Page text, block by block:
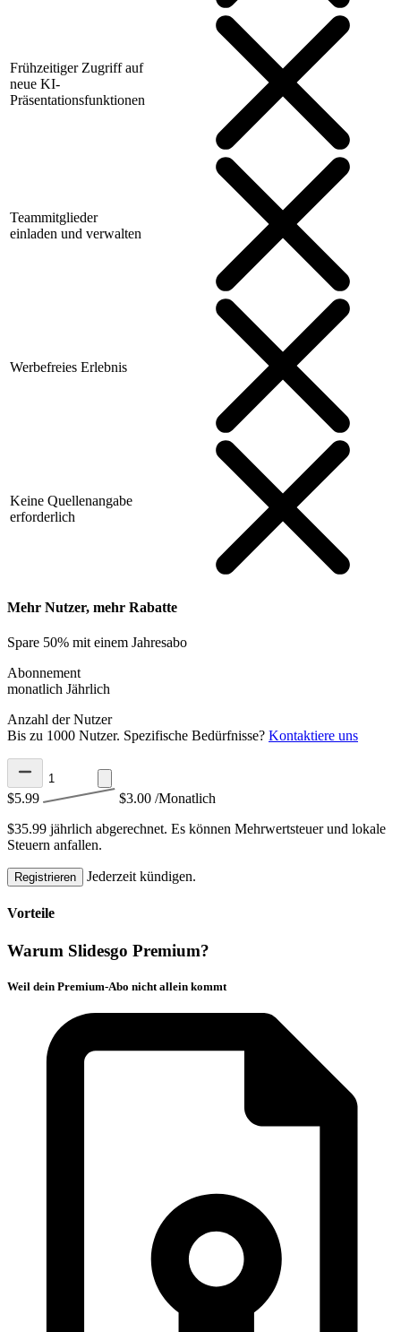
Frühzeitiger Zugriff auf
neue KI-
Präsentationsfunktionen
Teammitglieder
einladen und verwalten
Werbefreies Erlebnis
Keine Quellenangabe
erforderlich
Mehr Nutzer, mehr Rabatte
Spare 50% mit einem Jahresabo
Abonnement
monatlich Jährlich
Anzahl der Nutzer
Bis zu 1000 Nutzer. Spezifische Bedürfnisse? Kontaktiere uns
$5.99 $3.00 /Monatlich
$35.99 jährlich abgerechnet. Es können Mehrwertsteuer und lokale
Steuern anfallen.
Registrieren Jederzeit kündigen.
Vorteile
Warum Slidesgo Premium?
Weil dein Premium-Abo nicht allein kommt